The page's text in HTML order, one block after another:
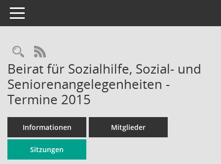
Toggle navigation
Rechercheauswahl
RSS-Feed
Beirat für Sozialhilfe, Sozial- und
Seniorenangelegenheiten -
Termine 2015
Informationen Mitglieder
Sitzungen